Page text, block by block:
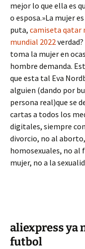
mejor lo que ella es
o esposa.»La mujer
puta, camiseta qatar
mundial 2022
toma la mujer en
hombre demanda.
que esta tal Eva
alguien (dando por
persona real)que se
cartas a todos los
digitales, siempre
divorcio, no al
homosexuales, no al
mujer, no a la
aliexpress ya
futbol